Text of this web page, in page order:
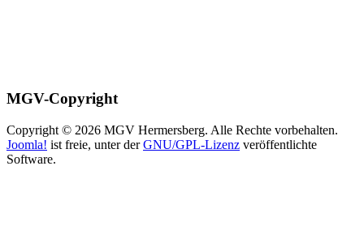
MGV-Copyright
Copyright © 2026 MGV Hermersberg. Alle Rechte vorbehalten.
Joomla! ist freie, unter derGNU/GPL-Lizenz veröffentlichte
Software.